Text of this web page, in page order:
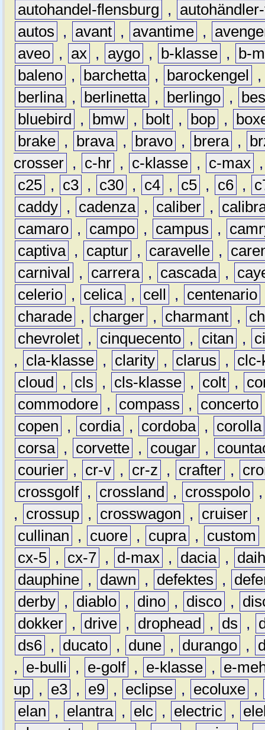
autohandel-flensburg
,
autos
, avant , avantime ,
aveo , ax , aygo , b-klasse ,
b-
baleno , barchetta , barockengel
berlina , berlinetta , berlingo ,
bluebird
, bmw , bolt , bop ,
brake , brava , bravo , brera ,
crosser , c-hr , c-klasse , c-max
c25 , c3 , c30 , c4 , c5 , c6 ,
caddy , cadenza , caliber ,
camaro , campo , campus ,
captiva , captur , caravelle ,
carnival
, carrera , cascada ,
celerio , celica , cell , centenario
charade , charger , charmant ,
chevrolet , cinquecento , citan ,
,
cla-klasse , clarity , clarus ,
clc-
cloud
, cls , cls-klasse , colt ,
commodore , compass , concerto
copen
, cordia , cordoba ,
corolla
corsa , corvette , cougar ,
courier , cr-v , cr-z , crafter ,
crossgolf , crossland , crosspolo
,
crossup , crosswagon , cruiser ,
cullinan
, cuore , cupra , custom
cx-5 , cx-7 , d-max , dacia ,
dauphine , dawn , defektes ,
derby , diablo , dino , disco ,
dokker , drive , drophead , ds ,
ds6 , ducato , dune , durango ,
,
e-bulli , e-golf , e-klasse ,
e-
up , e3 , e9 , eclipse , ecoluxe ,
elan
, elantra , elc , electric ,